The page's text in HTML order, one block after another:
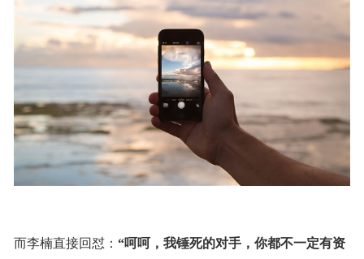
而李楠直接回怼： “呵呵，我锤死的对手，你都不一定有资